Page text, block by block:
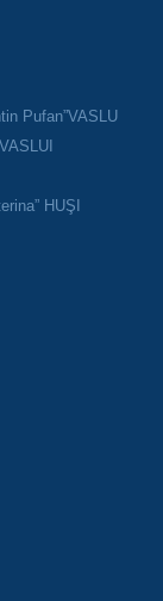
Pufan”VASLU
HUŞI